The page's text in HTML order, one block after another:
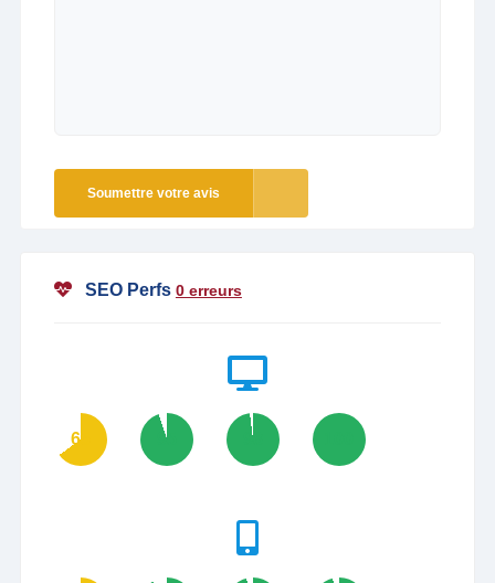
Soumettre votre avis
SEO Perfs 0 erreurs
65 95 98